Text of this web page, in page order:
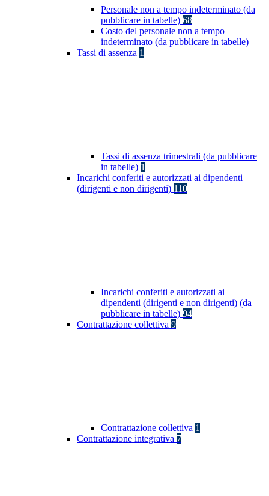
Personale non a tempo indeterminato (da
pubblicare in tabelle) 68
Costo del personale non a tempo
indeterminato (da pubblicare in tabelle)
Tassi di assenza 1
Tassi di assenza trimestrali (da pubblicare
in tabelle) 1
Incarichi conferiti e autorizzati ai dipendenti
(dirigenti e non dirigenti) 110
Incarichi conferiti e autorizzati ai
dipendenti (dirigenti e non dirigenti) (da
pubblicare in tabelle) 94
Contrattazione collettiva 9
Contrattazione collettiva 1
Contrattazione integrativa 7